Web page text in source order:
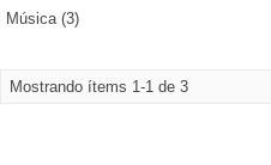
Música (3)
Mostrando ítems 1-1 de 3